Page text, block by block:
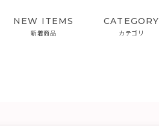
NEW ITEMS
新着商品
CATEGORY
カテゴリ